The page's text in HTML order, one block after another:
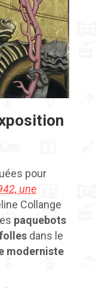
pour
une
Collange
paquebots
dans le
moderniste